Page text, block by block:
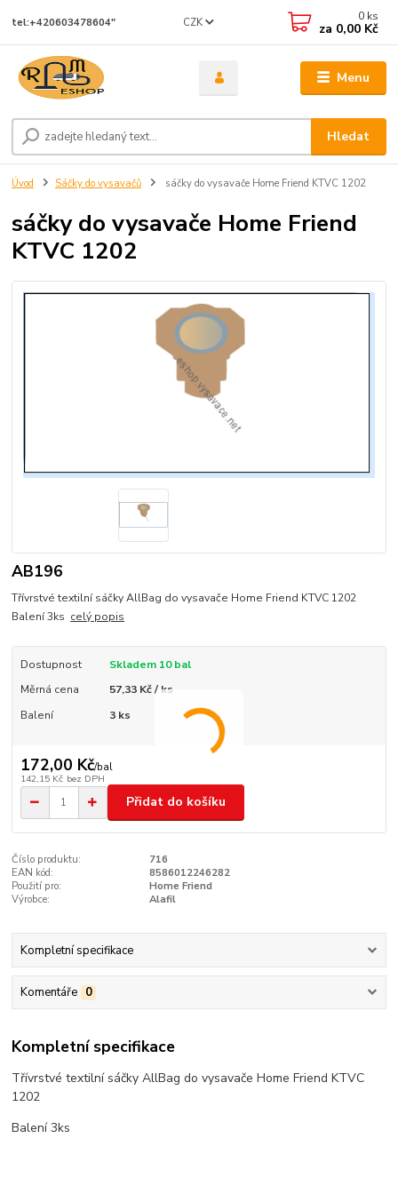
Menu
CZK
Hledat
tel:+420603478604" 0 ks
za 0,00 Kč
Úvod Sáčky do vysavačů sáčky do vysavače Home Friend KTVC 1202
sáčky do vysavače Home Friend
KTVC 1202
AB196
Třívrstvé textilní sáčky AllBag do vysavače Home Friend KTVC 1202
Balení 3ks celý popis
Dostupnost
Skladem 10 bal
Měrná cena
57,33 Kč / ks
Balení
3 ks
172,00 Kč/bal
142,15 Kč bez DPH
Přidat do košíku
Číslo produktu:
716
EAN kód:
8586012246282
Použití pro:
Home Friend
Výrobce:
Alafil
Kompletní specifikace
Komentáře 0
Kompletní specifikace
Třívrstvé textilní sáčky AllBag do vysavače Home Friend KTVC
1202
Balení 3ks